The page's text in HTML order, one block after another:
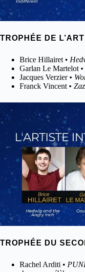
TROPHÉE DE
Brice Hillairet •
Garlan Le Martelot •
Jacques Verzier •
Franck Vincent •
TROPHÉE DU
Rachel Arditi •